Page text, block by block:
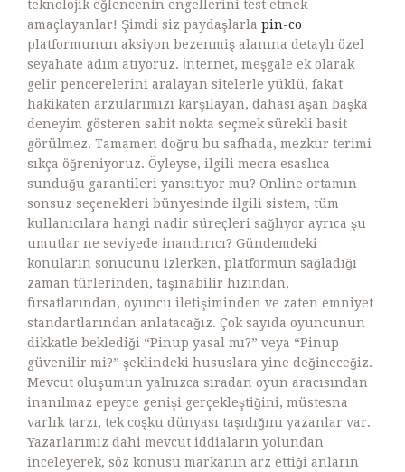
teknolojik eğlencenin engellerini test etmek
amaçlayanlar! Şimdi siz paydaşlarla pin-co
platformunun aksiyon bezenmiş alanına detaylı özel
seyahate adım atıyoruz. İnternet, meşgale ek olarak
gelir pencerelerini aralayan sitelerle yüklü, fakat
hakikaten arzularımızı karşılayan, dahası aşan başka
deneyim gösteren sabit nokta seçmek sürekli basit
görülmez. Tamamen doğru bu safhada, mezkur terimi
sıkça öğreniyoruz. Öyleyse, ilgili mecra esaslıca
sunduğu garantileri yansıtıyor mu? Online ortamın
sonsuz seçenekleri bünyesinde ilgili sistem, tüm
kullanıcılara hangi nadir süreçleri sağlıyor ayrıca şu
umutlar ne seviyede inandırıcı? Gündemdeki
konuların sonucunu izlerken, platformun sağladığı
zaman türlerinden, taşınabilir hızından,
fırsatlarından, oyuncu iletişiminden ve zaten emniyet
standartlarından anlatacağız. Çok sayıda oyuncunun
dikkatle beklediği “Pinup yasal mı?” veya “Pinup
güvenilir mi?” şeklindeki hususlara yine değineceğiz.
Mevcut oluşumun yalnızca sıradan oyun aracısından
inanılmaz epeyce genişi gerçekleştiğini, müstesna
varlık tarzı, tek coşku dünyası taşıdığını yazanlar var.
Yazarlarımız dahi mevcut iddiaların yolundan
inceleyerek, söz konusu markanın arz ettiği anların